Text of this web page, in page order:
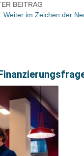
BEITRAG
Weiter im Zeichen der